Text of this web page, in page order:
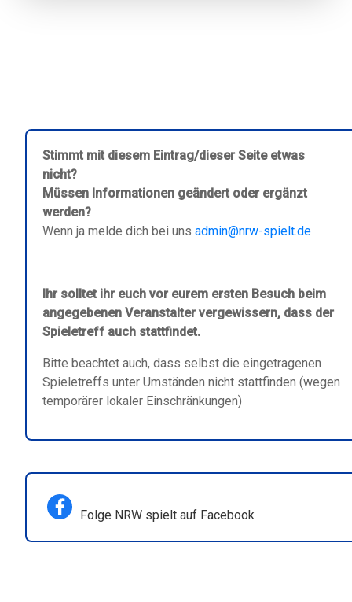
Stimmt mit diesem Eintrag/dieser Seite etwas
nicht?
Müssen Informationen geändert oder ergänzt
werden?
Wenn ja melde dich bei uns admin@nrw-spielt.de
Ihr solltet ihr euch vor eurem ersten Besuch beim
angegebenen Veranstalter vergewissern, dass der
Spieletreff auch stattfindet.
Bitte beachtet auch, dass selbst die eingetragenen
Spieletreffs unter Umständen nicht stattfinden (wegen
temporärer lokaler Einschränkungen)
Folge NRW spielt auf Facebook